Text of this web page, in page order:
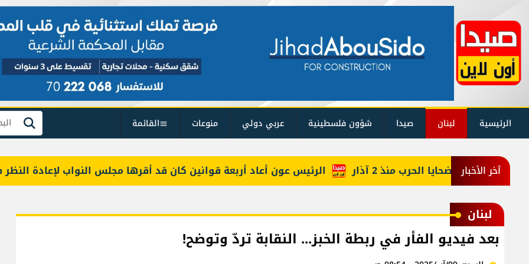
الرئيسية لبنان صيدا شؤون فلسطينية عربي دولي منوعات القائمة بحث
آخر الأخبار الرئيس عون أعاد أربعة قوانين كان قد أقرها مجلس النواب لإعادة النظر فيها حصيلة ضحايا الحرب منذ 2 آذار
لبنان
بعد فيديو الفأر في ربطة الخبز... النقابة تردّ وتوضح!